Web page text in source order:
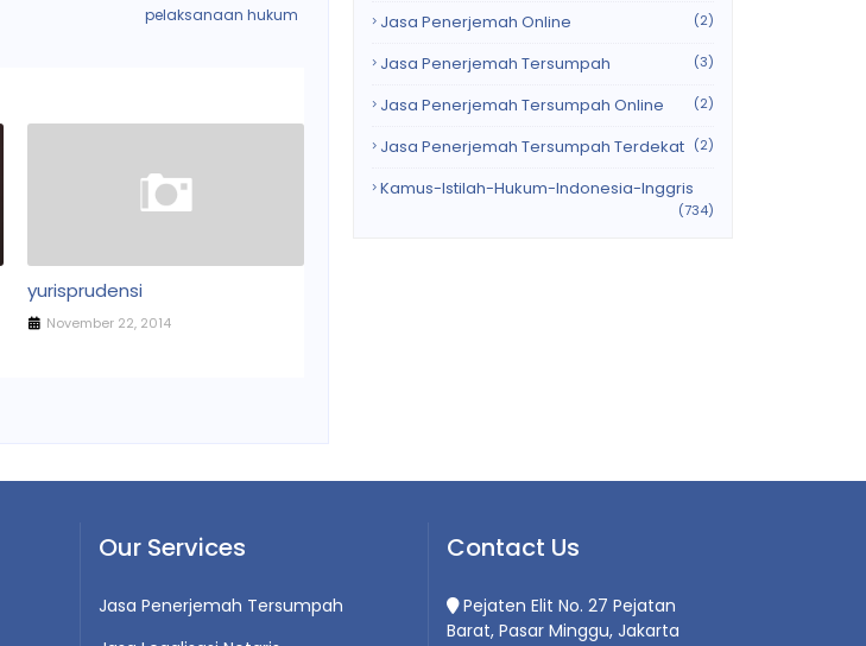
pelaksanaan hukum
yurisprudensi
November 22, 2014
Jasa Penerjemah Online (2)
Jasa Penerjemah Tersumpah (3)
Jasa Penerjemah Tersumpah Online (2)
Jasa Penerjemah Tersumpah Terdekat (2)
Kamus-Istilah-Hukum-Indonesia-Inggris
(734)
Our Services
Jasa Penerjemah Tersumpah
Contact Us
Pejaten Elit No. 27 Pejatan
Barat, Pasar Minggu, Jakarta